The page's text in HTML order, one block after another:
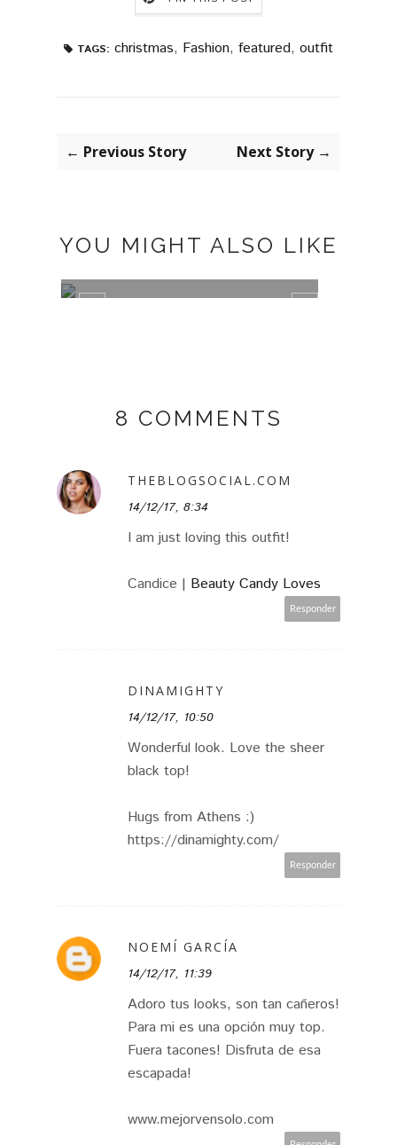
TAGS: christmas, Fashion, featured, outfit
← Previous Story Next Story →
YOU MIGHT ALSO LIKE
8 COMMENTS
THEBLOGSOCIAL.COM
14/12/17, 8:34
I am just loving this outfit!
Candice | Beauty Candy Loves
Responder
DINAMIGHTY
14/12/17, 10:50
Wonderful look. Love the sheer
black top!
Hugs from Athens :)
https://dinamighty.com/
Responder
NOEMÍ GARCÍA
14/12/17, 11:39
Adoro tus looks, son tan cañeros!
Para mi es una opción muy top.
Fuera tacones! Disfruta de esa
escapada!
www.mejorvensolo.com